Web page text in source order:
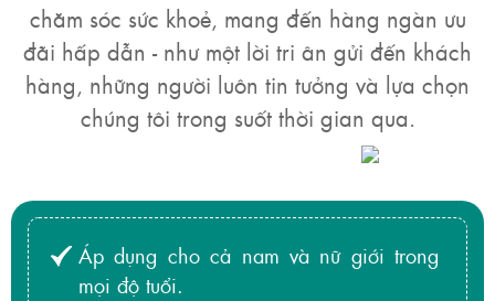
chăm sóc sức khoẻ, mang đến hàng ngàn ưu
đãi hấp dẫn - như một lời tri ân gửi đến khách
hàng, những người luôn tin tưởng và lựa chọn
chúng tôi trong suốt thời gian qua.
Áp dụng cho cả nam và nữ giới trong
mọi độ tuổi.